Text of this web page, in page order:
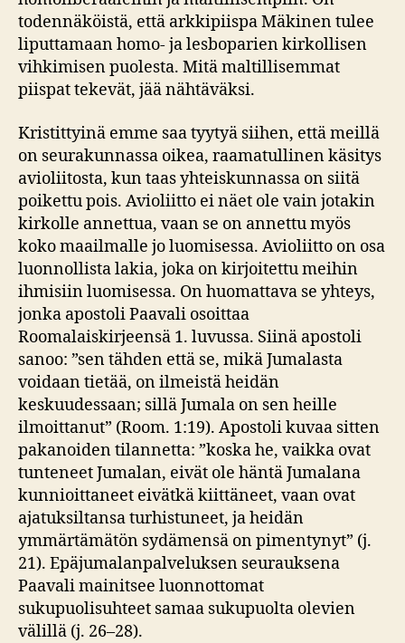
todennäköistä, että arkkipiispa Mäkinen tulee
liputtamaan homo- ja lesboparien kirkollisen
vihkimisen puolesta. Mitä maltillisemmat
piispat tekevät, jää nähtäväksi.
Kristittyinä emme saa tyytyä siihen, että meillä
on seurakunnassa oikea, raamatullinen käsitys
avioliitosta, kun taas yhteiskunnassa on siitä
poikettu pois. Avioliitto ei näet ole vain jotakin
kirkolle annettua, vaan se on annettu myös
koko maailmalle jo luomisessa. Avioliitto on osa
luonnollista lakia, joka on kirjoitettu meihin
ihmisiin luomisessa. On huomattava se yhteys,
jonka apostoli Paavali osoittaa
Roomalaiskirjeensä 1. luvussa. Siinä apostoli
sanoo: ”sen tähden että se, mikä Jumalasta
voidaan tietää, on ilmeistä heidän
keskuudessaan; sillä Jumala on sen heille
ilmoittanut” (Room. 1:19). Apostoli kuvaa sitten
pakanoiden tilannetta: ”koska he, vaikka ovat
tunteneet Jumalan, eivät ole häntä Jumalana
kunnioittaneet eivätkä kiittäneet, vaan ovat
ajatuksiltansa turhistuneet, ja heidän
ymmärtämätön sydämensä on pimentynyt” (j.
21). Epäjumalanpalveluksen seurauksena
Paavali mainitsee luonnottomat
sukupuolisuhteet samaa sukupuolta olevien
välillä (j. 26–28).